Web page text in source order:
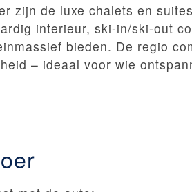
zijn de luxe chalets en
interieur, ski-in/ski-out
bieden. De regio
– ideaal voor wie